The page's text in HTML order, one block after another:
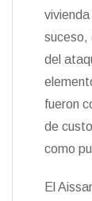
suceso,
del
fueron
de
como
El